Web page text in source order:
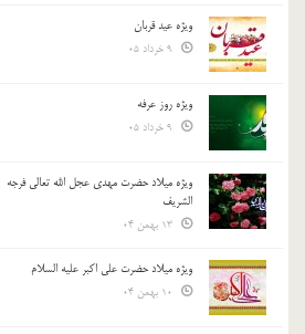
ویژه عید قربان
ویژه روز عرفه
ویژه میلاد حضرت مهدی عجل الله تعالی فرجه
الشريف
ویژه میلاد حضرت علی اکبر علیه السلام